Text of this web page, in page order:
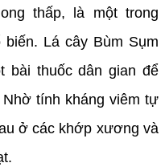
thấp, là một trong
Lá cây Bùm Sụm
bài thuốc dân gian để
tính kháng viêm tự
ở các khớp xương và